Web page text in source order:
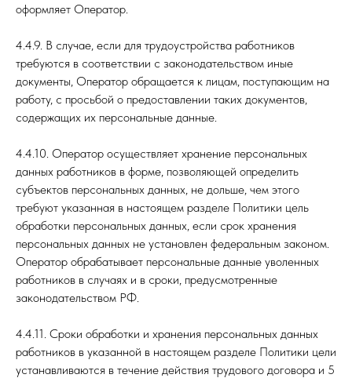
оформляет Оператор.
4.4.9. В случае, если для трудоустройства работников
требуются в соответствии с законодательством иные
документы, Оператор обращается к лицам, поступающим на
работу, с просьбой о предоставлении таких документов,
содержащих их персональные данные.
4.4.10. Оператор осуществляет хранение персональных
данных работников в форме, позволяющей определить
субъектов персональных данных, не дольше, чем этого
требуют указанная в настоящем разделе Политики цель
обработки персональных данных, если срок хранения
персональных данных не установлен федеральным законом.
Оператор обрабатывает персональные данные уволенных
работников в случаях и в сроки, предусмотренные
законодательством РФ.
4.4.11. Сроки обработки и хранения персональных данных
работников в указанной в настоящем разделе Политики цели
устанавливаются в течение действия трудового договора и 5